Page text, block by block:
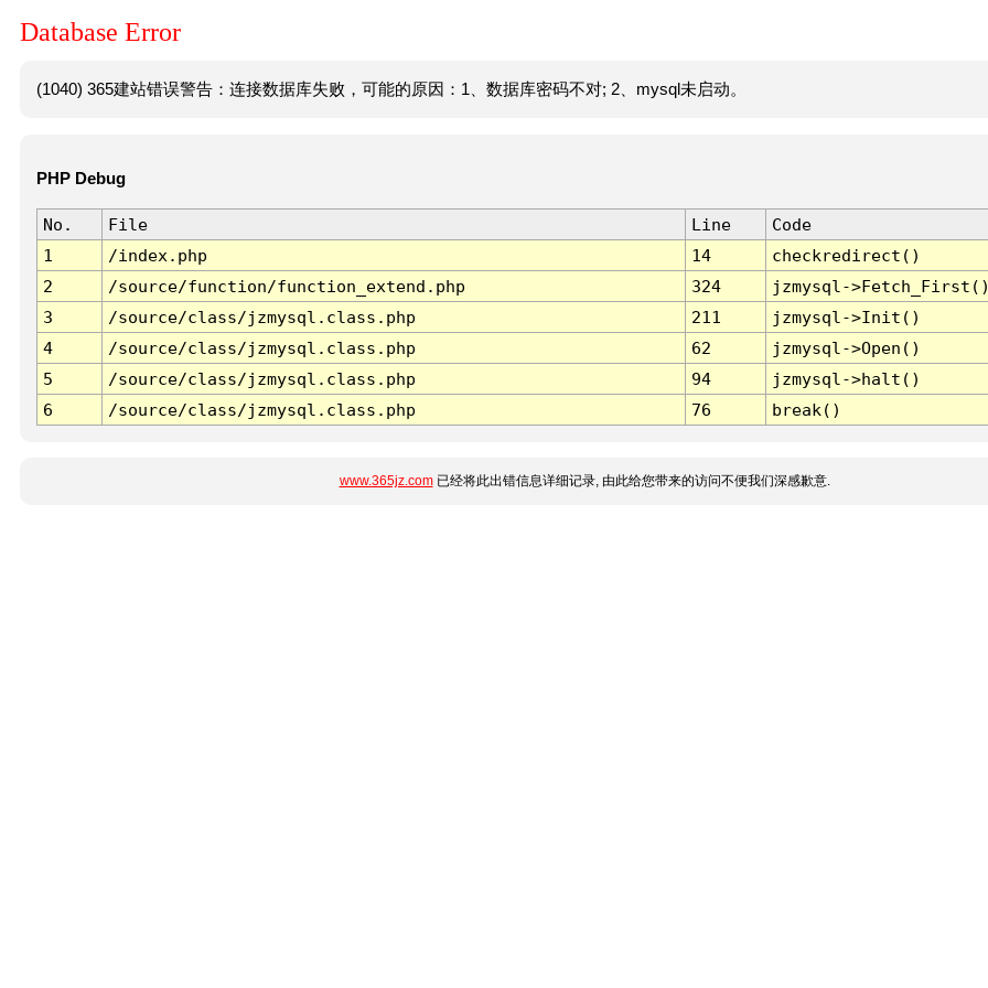
Database Error
(1040) 365建站错误警告：连接数据库失败，可能的原因：1、数据库密码不对; 2、mysql未启动。
PHP Debug
No. File Line
Code
1
/index.php 14
checkredirect()
2
/source/function/function_extend.php 324
jzmysql-
3
/source/class/jzmysql.class.php 211
jzmysql->Init()
4
/source/class/jzmysql.class.php 62
jzmysql->Open()
5
/source/class/jzmysql.class.php 94
jzmysql->halt()
6
/source/class/jzmysql.class.php 76 break()
www.365jz.com已经将此出错信息详细记录, 由此给您带来的访问不便我们深感歉意.